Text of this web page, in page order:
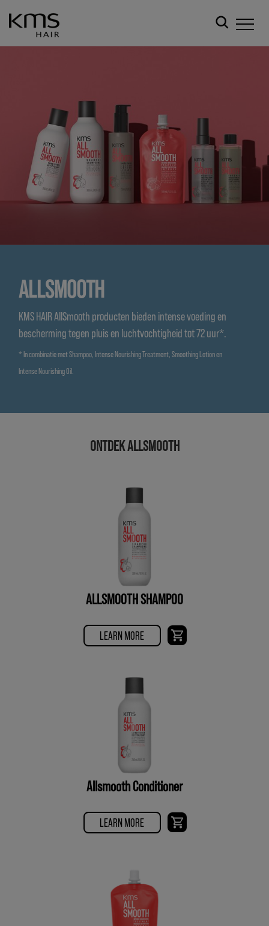
ALLSMOOTH
KMS HAIR AllSmooth producten bieden intense voeding en
bescherming tegen pluis en luchtvochtigheid tot 72 uur*.
* In combinatie met Shampoo, Intense Nourishing Treatment, Smoothing Lotion en
Intense Nourishing Oil.
ONTDEK ALLSMOOTH
ALLSMOOTH SHAMPOO
LEARN MORE
Allsmooth Conditioner
LEARN MORE